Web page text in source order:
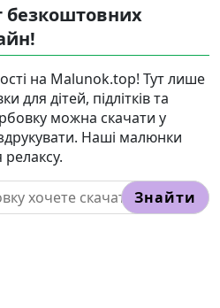
безкоштовних
на Malunok.top! Тут лише
для дітей, підлітків та
можна скачати у
Наші малюнки
релаксу.
Знайти